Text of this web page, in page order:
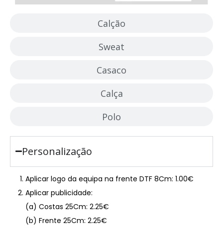
Calção
Sweat
Casaco
Calça
Polo
Personalização
Aplicar logo da equipa na frente DTF 8Cm: 1.00€
Aplicar publicidade:
(a) Costas 25Cm: 2.25€
(b) Frente 25Cm: 2.25€